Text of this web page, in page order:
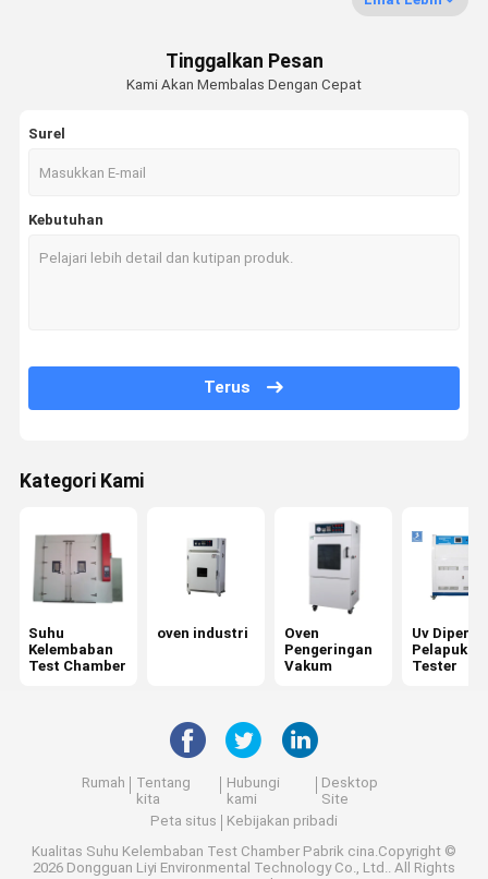
Tinggalkan Pesan
Kami Akan Membalas Dengan Cepat
Surel
Kebutuhan
Terus
Kategori Kami
Suhu
Kelembaban
Test Chamber
oven industri
Oven
Pengeringan
Vakum
Uv
Pelapukan
Tester
Rumah
Tentang
kita
Hubungi
kami
Desktop
Site
Peta situs
Kebijakan pribadi
Kualitas Suhu Kelembaban Test Chamber Pabrik cina.Copyright ©
2026 Dongguan Liyi Environmental Technology Co., Ltd.. All Rights